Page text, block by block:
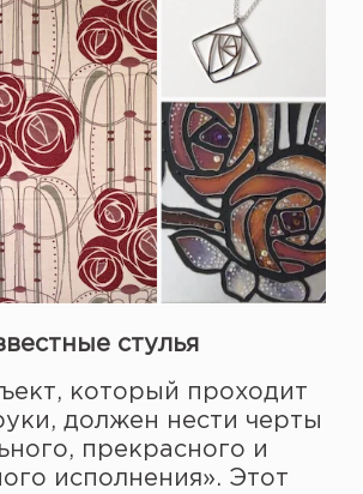
стулья
который проходит
должен нести черты
прекрасного и
исполнения». Этот